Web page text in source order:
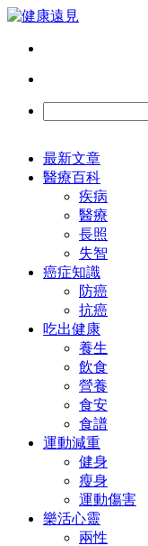
最新文章
醫療百科
疾病
醫療
長照
失智
癌症知識
防癌
抗癌
吃出健康
養生
飲食
營養
食安
食譜
運動減重
健身
瘦身
運動傷害
樂活心靈
兩性